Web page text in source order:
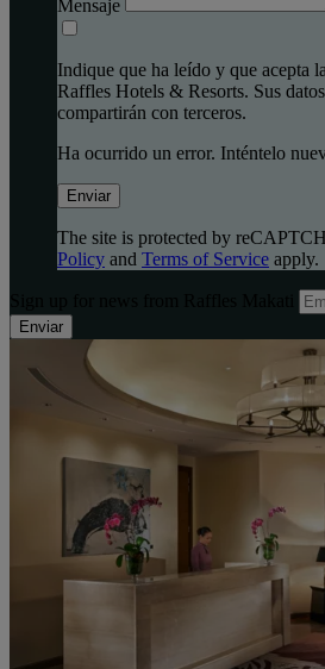
Mensaje
Indique que ha leído y que acepta la
Raffles Hotels & Resorts. Sus
compartirán con terceros.
Ha ocurrido un error. Inténtelo
Enviar
The site is protected by
Policy and Terms of Service apply.
Enviar